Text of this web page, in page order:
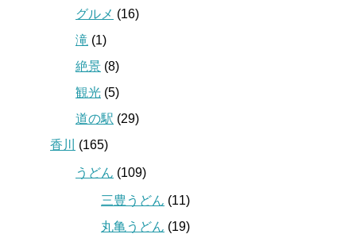
グルメ (16)
滝 (1)
絶景 (8)
観光 (5)
道の駅 (29)
香川
(165)
うどん (109)
三豊うどん (11)
丸亀うどん (19)